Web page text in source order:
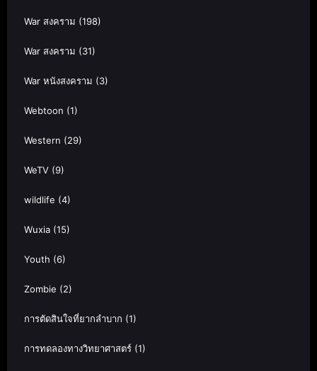
War สงคราม (198)
War สงคราม (31)
War หนังสงคราม (3)
Webtoon (1)
Western (29)
WeTV (9)
wildlife (4)
Wuxia (15)
Youth (6)
Zombie (2)
การตัดสินใจที่ยากลำบาก (1)
การทดลองทางวิทยาศาสตร์ (1)